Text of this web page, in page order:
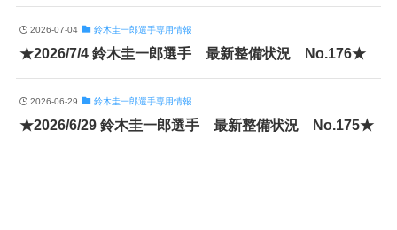
2026-07-04 鈴木圭一郎選手専用情報
★2026/7/4 鈴木圭一郎選手 最新整備状況 No.176★
2026-06-29 鈴木圭一郎選手専用情報
★2026/6/29 鈴木圭一郎選手 最新整備状況 No.175★